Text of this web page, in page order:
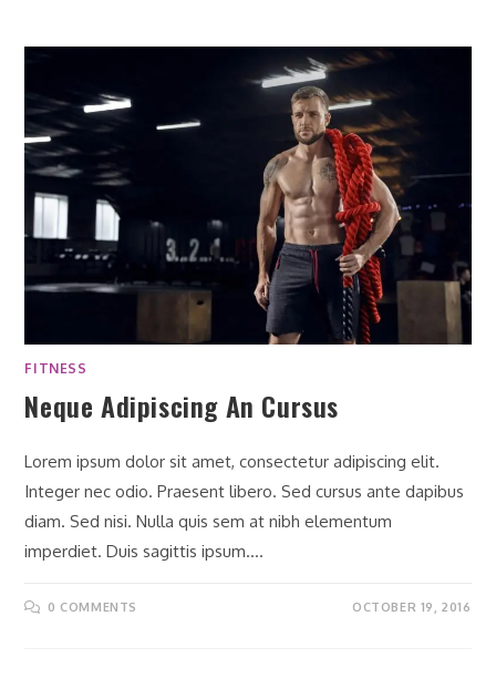
FITNESS
Neque Adipiscing An Cursus
Lorem ipsum dolor sit amet, consectetur adipiscing elit.
Integer nec odio. Praesent libero. Sed cursus ante dapibus
diam. Sed nisi. Nulla quis sem at nibh elementum
imperdiet. Duis sagittis ipsum.…
0 COMMENTS OCTOBER 19, 2016